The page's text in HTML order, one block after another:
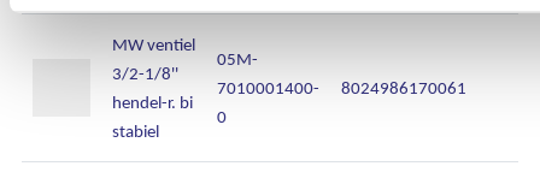
MW ventiel
3/2-1/8''
hendel-r. bi
stabiel
05M-
7010001400-
0
8024986170061